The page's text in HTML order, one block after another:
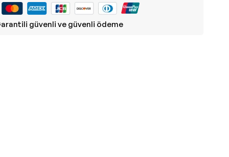
güvenli ve güvenli ödeme